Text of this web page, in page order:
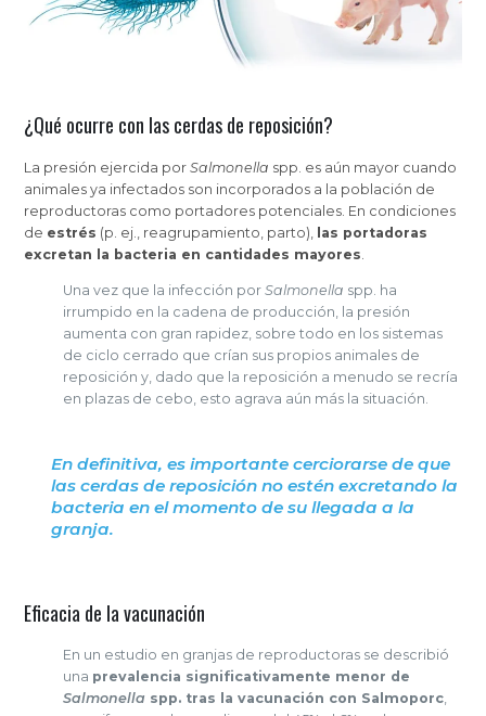
¿Qué ocurre con las cerdas de reposición?
La presión ejercida porSalmonella spp. es aún mayor cuando
animales ya infectados son incorporados a la población de
reproductoras como portadores potenciales. En condiciones
de estrés (p. ej., reagrupamiento, parto), las portadoras
excretan la bacteria en cantidades mayores.
Una vez que la infección porSalmonella spp. ha
irrumpido en la cadena de producción, la presión
aumenta con gran rapidez, sobre todo en los sistemas
de ciclo cerrado que crían sus propios animales de
reposición y, dado que la reposición a menudo se recría
en plazas de cebo, esto agrava aún más la situación.
En definitiva,es importante cerciorarse de que
las cerdas de reposición no estén excretando la
bacteria en el momento de su llegada a la
granja.
Eficacia de la vacunación
En un estudio en granjas de reproductoras se describió
una prevalencia significativamente menor de
Salmonella spp. tras la vacunación con Salmoporc,